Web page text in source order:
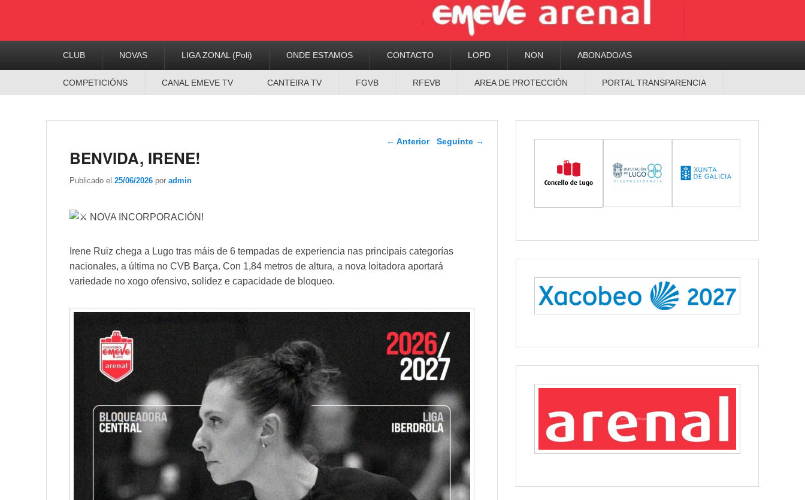
CLUB NOVAS LIGA ZONAL (Poli) ONDE ESTAMOS CONTACTO LOPD NON ABONADO/AS
COMPETICIÓNS CANAL EMEVE TV CANTEIRA TV FGVB RFEVB AREA DE PROTECCIÓN PORTAL TRANSPARENCIA
Navegador de artigos
← Anterior Seguinte →
BENVIDA, IRENE!
Publicado el 25/06/2026 por admin
NOVA INCORPORACIÓN!
Irene Ruiz chega a Lugo tras máis de 6 tempadas de experiencia nas principais categorías
nacionales, a última no CVB Barça. Con 1,84 metros de altura, a nova loitadora aportará
variedade no xogo ofensivo, solidez e capacidade de bloqueo.